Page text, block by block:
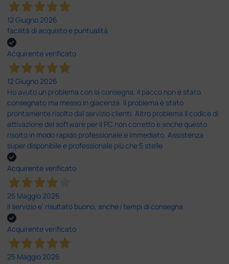
12 Giugno 2026
facilità di acquisto e puntualità
Acquirente verificato
12 Giugno 2026
Ho avuto un problema con la consegna, il pacco non è stato
consegnato ma messo in giacenza. Il problema è stato
prontamente risolto dal servizio clienti. Altro problema il codice di
attivazione del software per il PC non corretto e anche questo
risolto in modo rapido professionale e immediato. Assistenza
super disponibile e professionale più che 5 stelle
Acquirente verificato
25 Maggio 2026
Il servizio e’ risultato buono, anche i tempi di consegna
Acquirente verificato
25 Maggio 2026